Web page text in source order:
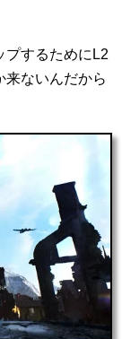
プするためにL2
来ないんだから